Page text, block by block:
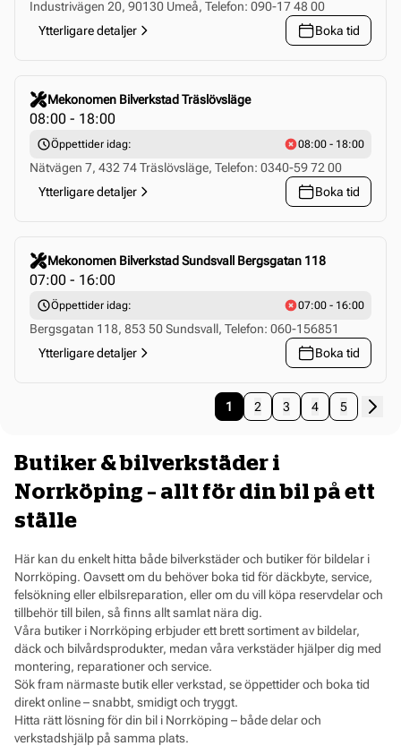
Industrivägen 20, 90130 Umeå, Telefon: 090-17 48 00
Ytterligare detaljer
Boka tid
Mekonomen Bilverkstad Träslövsläge
08:00 - 18:00
Öppettider idag: 08:00 - 18:00
Nätvägen 7, 432 74 Träslövsläge, Telefon: 0340-59 72 00
Ytterligare detaljer
Boka tid
Click to select this store
Mekonomen Bilverkstad Sundsvall Bergsgatan 118
07:00 - 16:00
Öppettider idag: 07:00 - 16:00
Bergsgatan 118, 853 50 Sundsvall, Telefon: 060-156851
Ytterligare detaljer
Boka tid
Click to select this store
You're currently reading page
1 Sida
2 Sida
3 Sida
4 Sida
5 Sida
Butiker & bilverkstäder i
Norrköping – allt för din bil på ett
ställe
Här kan du enkelt hitta både bilverkstäder och butiker för bildelar i
Norrköping. Oavsett om du behöver boka tid för däckbyte, service,
felsökning eller elbilsreparation, eller om du vill köpa reservdelar och
tillbehör till bilen, så finns allt samlat nära dig.
Våra butiker i Norrköping erbjuder ett brett sortiment av bildelar,
däck och bilvårdsprodukter, medan våra verkstäder hjälper dig med
montering, reparationer och service.
Sök fram närmaste butik eller verkstad, se öppettider och boka tid
direkt online – snabbt, smidigt och tryggt.
Hitta rätt lösning för din bil i Norrköping – både delar och
verkstadshjälp på samma plats.